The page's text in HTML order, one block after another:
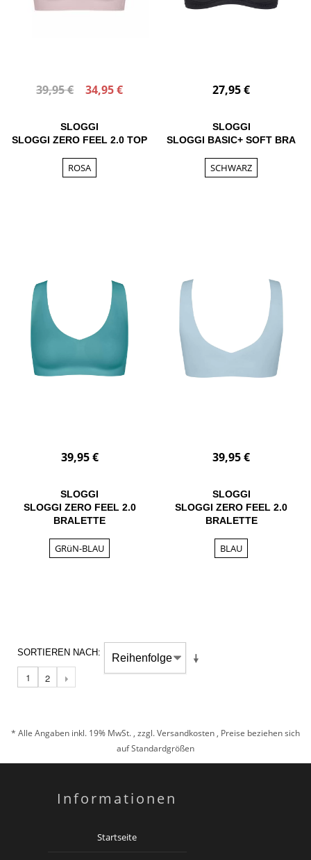
39,95 € 34,95 €
SLOGGI
SLOGGI ZERO FEEL 2.0 TOP
ROSA
27,95 €
SLOGGI
SLOGGI BASIC+ SOFT BRA
SCHWARZ
39,95 €
SLOGGI
SLOGGI ZERO FEEL 2.0
BRALETTE
GRüN-BLAU
39,95 €
SLOGGI
SLOGGI ZERO FEEL 2.0
BRALETTE
BLAU
SORTIEREN NACH
1 2
* Alle Angaben inkl. 19% MwSt. , zzgl.Versandkosten , Preise beziehen sich
auf Standardgrößen
Informationen
Startseite